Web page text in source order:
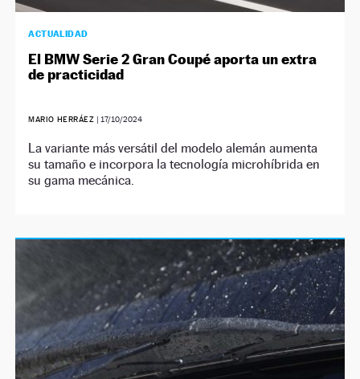
ACTUALIDAD
El BMW Serie 2 Gran Coupé aporta un extra
de practicidad
MARIO HERRÁEZ | 17/10/2024
La variante más versátil del modelo alemán aumenta
su tamaño e incorpora la tecnología microhíbrida en
su gama mecánica.